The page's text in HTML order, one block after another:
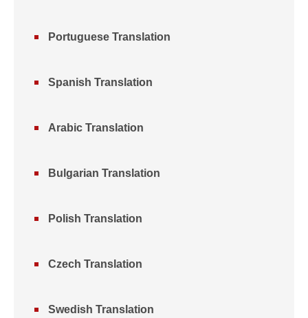
Portuguese Translation
Spanish Translation
Arabic Translation
Bulgarian Translation
Polish Translation
Czech Translation
Swedish Translation